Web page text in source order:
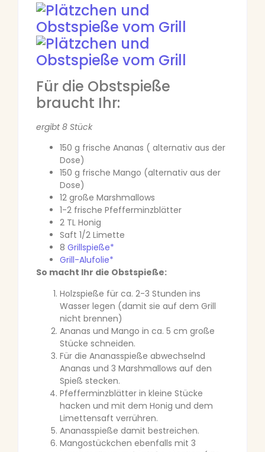
Für die Obstspieße
braucht Ihr:
ergibt 8 Stück
150 g frische Ananas ( alternativ aus der
Dose)
150 g frische Mango (alternativ aus der
Dose)
12 große Marshmallows
1-2 frische Pfefferminzblätter
2 TL Honig
Saft 1/2 Limette
8 Grillspieße*
Grill-Alufolie*
So macht Ihr die Obstspieße:
Holzspieße für ca. 2-3 Stunden ins
Wasser legen (damit sie auf dem Grill
nicht brennen)
Ananas und Mango in ca. 5 cm große
Stücke schneiden.
Für die Ananasspieße abwechselnd
Ananas und 3 Marshmallows auf den
Spieß stecken.
Pfefferminzblätter in kleine Stücke
hacken und mit dem Honig und dem
Limettensaft verrühren.
Ananasspieße damit bestreichen.
Mangostückchen ebenfalls mit 3